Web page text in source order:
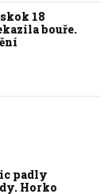
18
bouře.
padly
Horko